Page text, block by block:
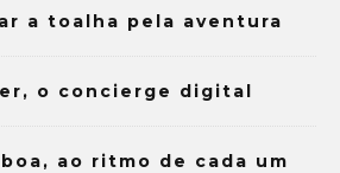
a toalha pela aventura
o concierge digital
ao ritmo de cada um